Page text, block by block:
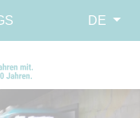
Hauptnavigation
Inhalt springen
Barriere melden
DE